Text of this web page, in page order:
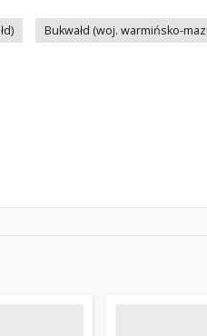
Bukwałd (woj. warmińsko-